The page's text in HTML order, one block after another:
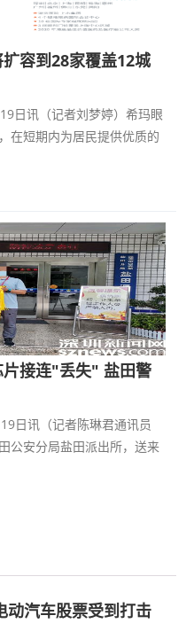
容到28家覆盖12城
日讯（记者刘梦婷）希玛眼
在短期内为居民提供优质的
接连"丢失" 盐田警
日讯（记者陈琳君通讯员
公安分局盐田派出所，送来
动汽车股票受到打击